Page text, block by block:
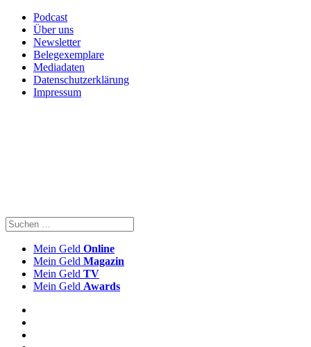
Podcast
Über uns
Newsletter
Belegexemplare
Mediadaten
Datenschutzerklärung
Impressum
Mein Geld Online
Mein Geld Magazin
Mein Geld TV
Mein Geld Awards